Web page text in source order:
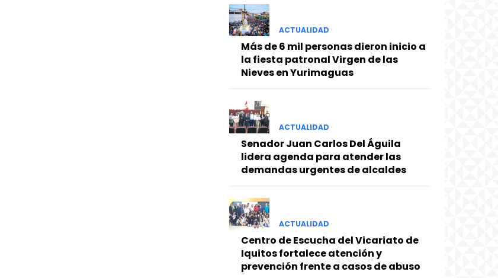
ACTUALIDAD
Más de 6 mil personas dieron inicio a
la fiesta patronal Virgen de las
Nieves en Yurimaguas
ACTUALIDAD
Senador Juan Carlos Del Águila
lidera agenda para atender las
demandas urgentes de alcaldes
ACTUALIDAD
Centro de Escucha del Vicariato de
Iquitos fortalece atención y
prevención frente a casos de abuso